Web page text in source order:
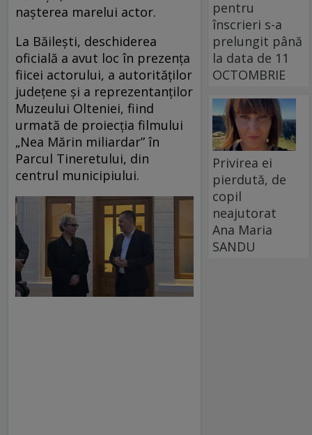
nașterea marelui actor.
La Băilești, deschiderea
oficială a avut loc în prezența
fiicei actorului, a autorităților
județene și a reprezentanților
Muzeului Olteniei, fiind
urmată de proiecția filmului
„Nea Mărin miliardar” în
Parcul Tineretului, din
centrul municipiului.
pentru
înscrieri s-a
prelungit până
la data de 11
OCTOMBRIE
Privirea ei
pierdută, de
copil
neajutorat
Ana Maria
SANDU